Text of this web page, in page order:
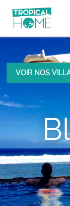
VOIR NOS